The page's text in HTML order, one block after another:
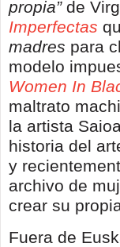
propia”de
Imperfectas
madres para
modelo
Women In
maltrato
la artista
historia del
y
archivo de
crear su
Fuera de